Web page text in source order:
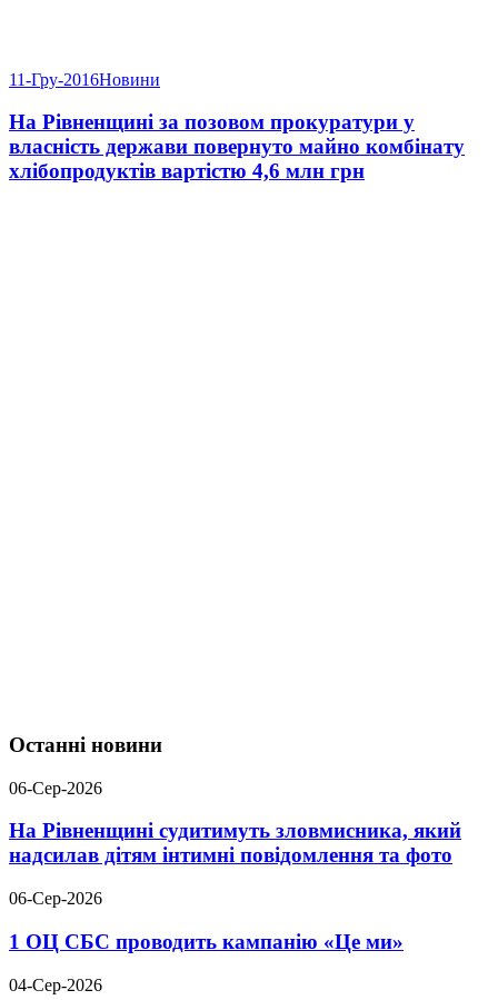
11-Гру-2016Новини
На Рівненщині за позовом прокуратури у
власність держави повернуто майно комбінату
хлібопродуктів вартістю 4,6 млн грн
Останні новини
06-Сер-2026
На Рівненщині судитимуть зловмисника, який
надсилав дітям інтимні повідомлення та фото
06-Сер-2026
1 ОЦ СБС проводить кампанію «Це ми»
04-Сер-2026